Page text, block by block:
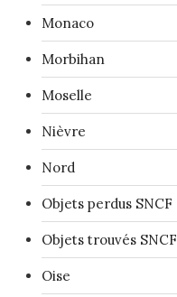
Monaco
Morbihan
Moselle
Nièvre
Nord
Objets perdus SNCF
Objets trouvés SNCF
Oise